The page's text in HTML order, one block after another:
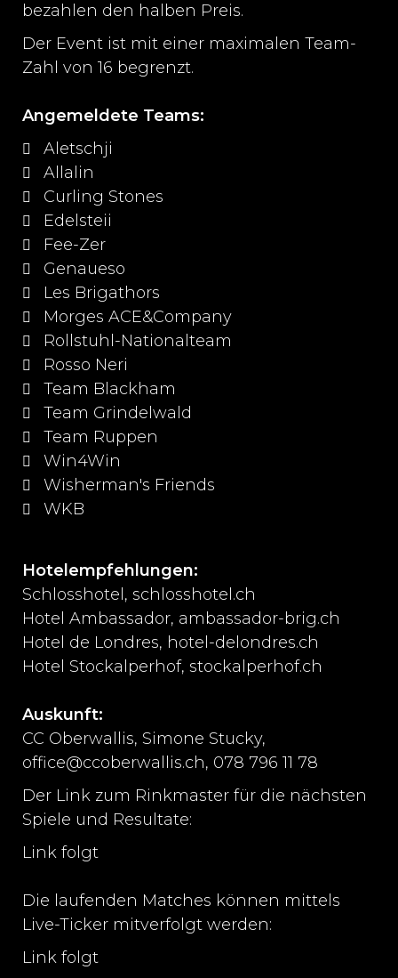
bezahlen den halben Preis.
Der Event ist mit einer maximalen Team-
Zahl von 16 begrenzt.
Angemeldete Teams:
Aletschji
Allalin
Curling Stones
Edelsteii
Fee-Zer
Genaueso
Les Brigathors
Morges ACE&Company
Rollstuhl-Nationalteam
Rosso Neri
Team Blackham
Team Grindelwald
Team Ruppen
Win4Win
Wisherman's Friends
WKB
Hotelempfehlungen:
Schlosshotel, schlosshotel.ch
Hotel Ambassador, ambassador-brig.ch
Hotel de Londres, hotel-delondres.ch
Hotel Stockalperhof, stockalperhof.ch
Auskunft:
CC Oberwallis, Simone Stucky,
office@ccoberwallis.ch, 078 796 11 78
Der Link zum Rinkmaster für die nächsten
Spiele und Resultate:
Link folgt
Die laufenden Matches können mittels
Live-Ticker mitverfolgt werden:
Link folgt